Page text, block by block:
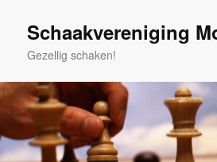
primaire
Schaakvereniging
Gezellig schaken!